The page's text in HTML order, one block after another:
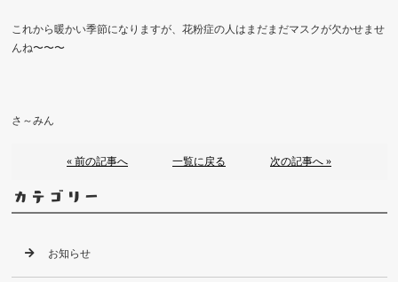
これから暖かい季節になりますが、花粉症の人はまだまだマスクが欠かせませ
んね〜〜〜
さ～みん
« 前の記事へ 一覧に戻る 次の記事へ »
カテゴリー
お知らせ